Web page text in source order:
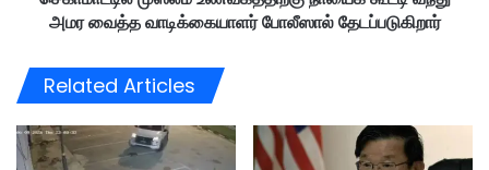
ர
த்
து
நெ
க
தி
ற்
அமர வைத்த வாடிக்கையாளர் போலீஸால் தேடப்படுகிறார்
Related Articles